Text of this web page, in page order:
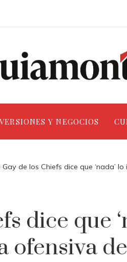
Y NEGOCIOS
Gay de los Chiefs dice que ‘nada’
dice que
ofensiva